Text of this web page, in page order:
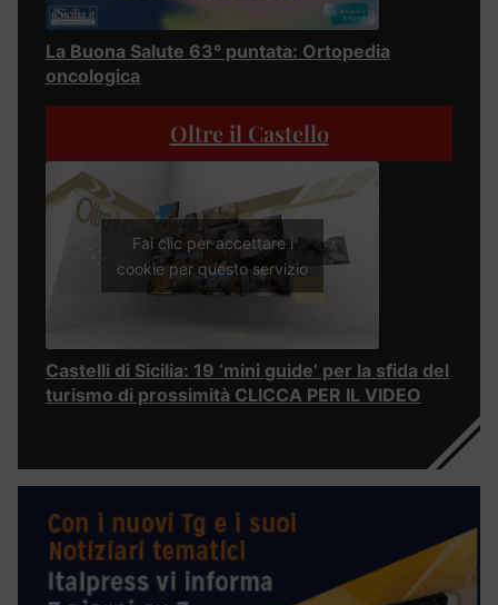
La Buona Salute 63° puntata: Ortopedia
oncologica
Oltre il Castello
Fai clic per accettare i
cookie per questo servizio
Castelli di Sicilia: 19 ‘mini guide’ per la sfida del
turismo di prossimità CLICCA PER IL VIDEO